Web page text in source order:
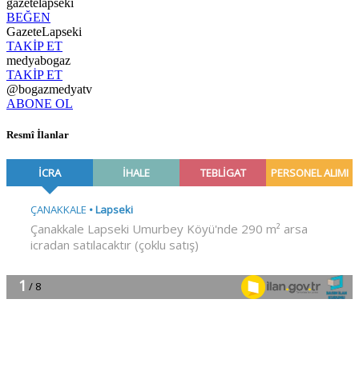
BEĞEN
GazeteLapseki
TAKİP ET
medyabogaz
TAKİP ET
@bogazmedyatv
ABONE OL
Resmî İlanlar